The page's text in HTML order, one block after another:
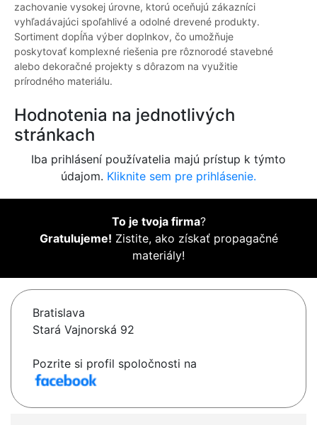
zachovanie vysokej úrovne, ktorú oceňujú zákazníci
vyhľadávajúci spoľahlivé a odolné drevené produkty.
Sortiment dopĺňa výber doplnkov, čo umožňuje
poskytovať komplexné riešenia pre rôznorodé stavebné
alebo dekoračné projekty s dôrazom na využitie
prírodného materiálu.
Hodnotenia na jednotlivých
stránkach
Iba prihlásení používatelia majú prístup k týmto
údajom. Kliknite sem pre prihlásenie.
To je tvoja firma?
Gratulujeme! Zistite, ako získať propagačné
materiály!
Bratislava
Stará Vajnorská 92
Pozrite si profil spoločnosti na